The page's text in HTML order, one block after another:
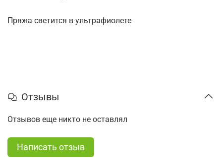
Пряжа светится в ультрафиолете
Отзывы
Отзывов еще никто не оставлял
Написать отзыв